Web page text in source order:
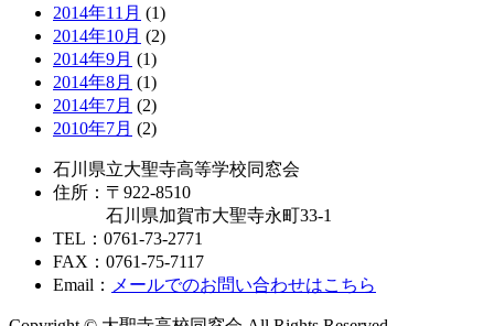
2014年11月 (1)
2014年10月 (2)
2014年9月 (1)
2014年8月 (1)
2014年7月 (2)
2010年7月 (2)
石川県立大聖寺高等学校同窓会
住所：〒922-8510
石川県加賀市大聖寺永町33-1
TEL：0761-73-2771
FAX：0761-75-7117
Email：
メールでのお問い合わせはこちら